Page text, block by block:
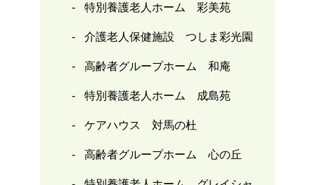
特別養護老人ホーム 彩美苑
介護老人保健施設 つしま彩光園
高齢者グループホーム 和庵
特別養護老人ホーム 成島苑
ケアハウス 対馬の杜
高齢者グループホーム 心の丘